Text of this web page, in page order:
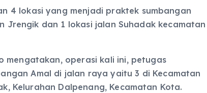
4 lokasi yang menjadi praktek sumbangan
Jrengik dan 1 lokasi jalan Suhadak kecamatan
mengatakan, operasi kali ini, petugas
Amal di jalan raya yaitu 3 di Kecamatan
Kelurahan Dalpenang, Kecamatan Kota.